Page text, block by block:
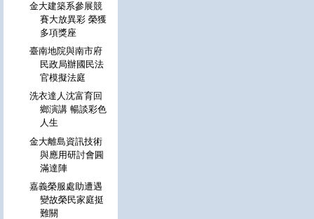
金大建築系參展競
賽大放異彩 榮獲
多項獎座
臺南地院與南市府
民政局辦國民法
官模擬法庭
洗衣達人沈富育回
鄉演講 暢談彩色
人生
金大離島資訊技術
與應用研討會圓
滿達陣
嘉義榮服處助遭遇
變故榮民家庭挺
難關